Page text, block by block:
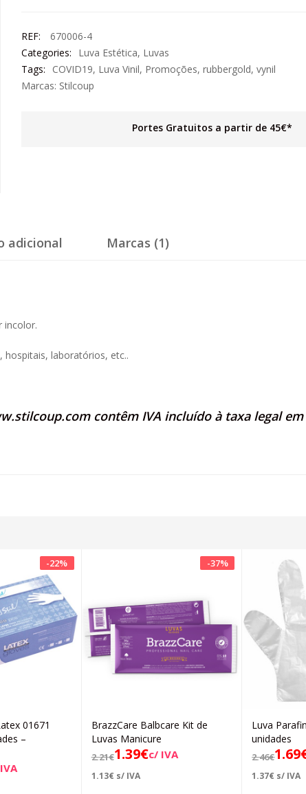
REF:
670006-4
Categories:
Luva Estética, Luvas
Tags:
COVID19, Luva Vinil, Promoções, rubbergold, vynil
Marcas: Stilcoup
Portes Gratuitos a partir de 45€*
adicional Marcas (1)
incolor.
hospitais, laboratórios, etc..
contêm IVA incluído à taxa legal
-22%
01671
–
-37%
Adicionar
BrazzCare Balbcare Kit de
Luvas Manicure
2.21€1.39€c/ IVA
1.13€ s/ IVA
Luva
unidades
2.46€1.69
1.37€ s/ IVA